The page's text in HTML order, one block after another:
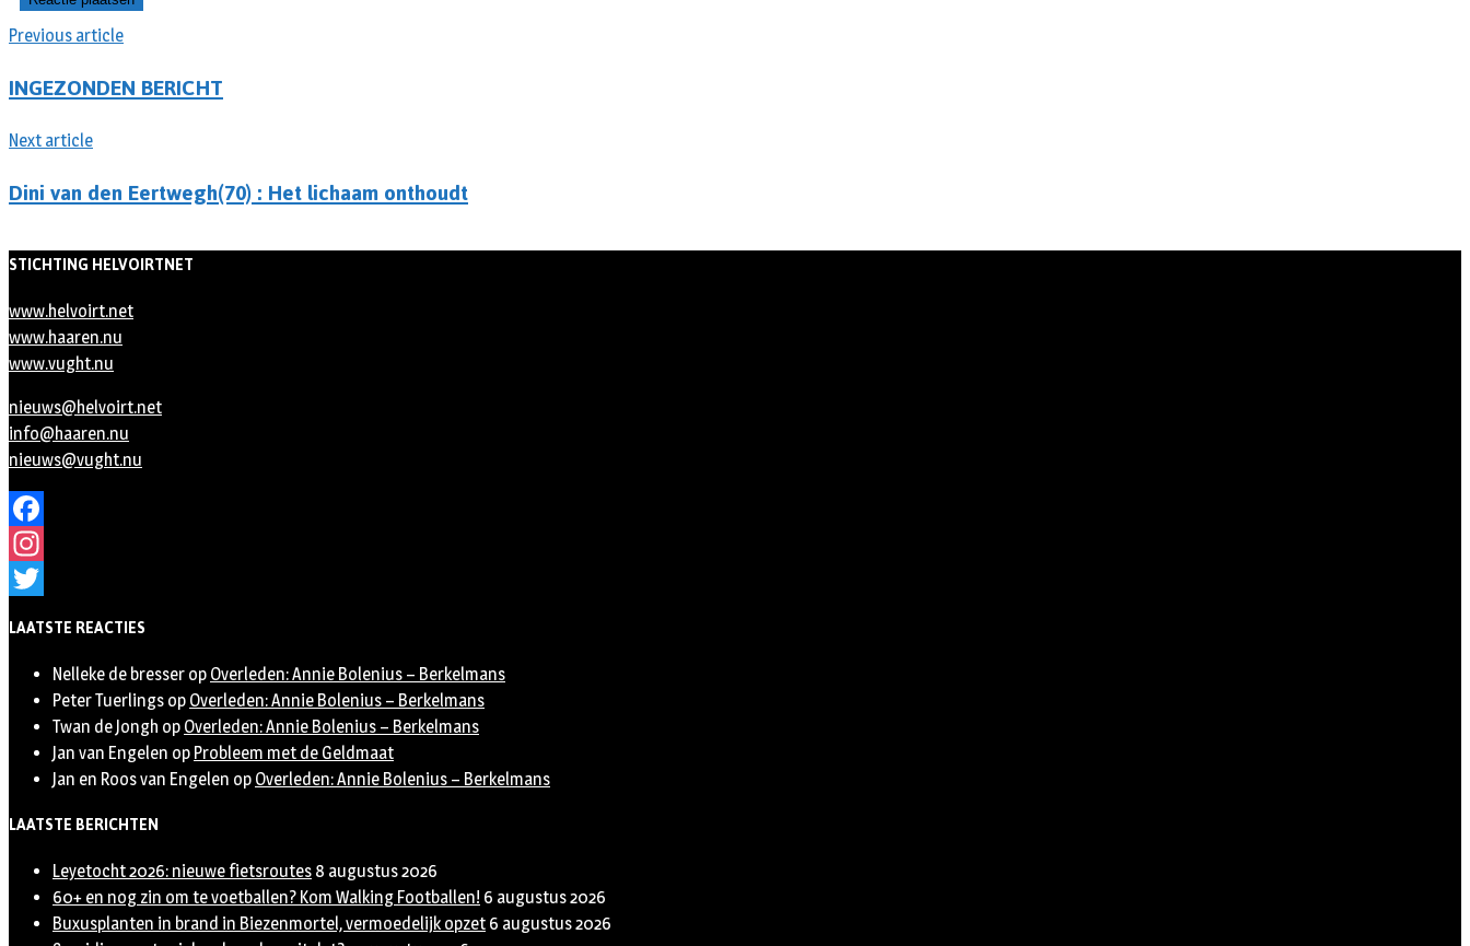
Previous article
INGEZONDEN BERICHT
Next article
Dini van den Eertwegh(70) : Het lichaam onthoudt
STICHTING HELVOIRTNET
www.helvoirt.net
www.haaren.nu
www.vught.nu
nieuws@helvoirt.net
info@haaren.nu
nieuws@vught.nu
Facebook
Instagram
LAATSTE REACTIES
Nelleke de bresser op Overleden: Annie Bolenius – Berkelmans
Peter Tuerlings op Overleden: Annie Bolenius – Berkelmans
Twan de Jongh op Overleden: Annie Bolenius – Berkelmans
Jan van Engelen op Probleem met de Geldmaat
Jan en Roos van Engelen op Overleden: Annie Bolenius – Berkelmans
LAATSTE BERICHTEN
Leyetocht 2026: nieuwe fietsroutes 8 augustus 2026
60+ en nog zin om te voetballen? Kom Walking Footballen! 6 augustus 2026
Buxusplanten in brand in Biezenmortel, vermoedelijk opzet 6 augustus 2026